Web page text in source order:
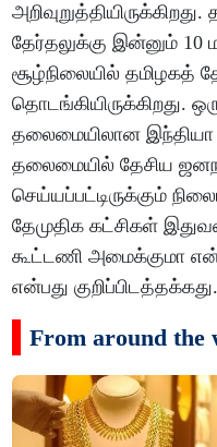
தேர்தலுக்கு இன்னும் 10
சூழ்நிலையில் தமிழகத்
தொடங்கியிருக்கிறது.
தலைமையிலான இந்தியா
தலைமையில் தேசிய
செய்யப்பட்டிருக்கும்
தேமுதிக கட்சிகள்
கூட்டணி அமைக்குமா
என்பது குறிப்பிடத்தக்கது.
From around the